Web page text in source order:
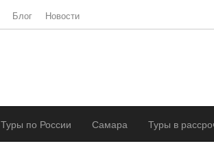
Блог Новости
Туры по России Самара Туры в